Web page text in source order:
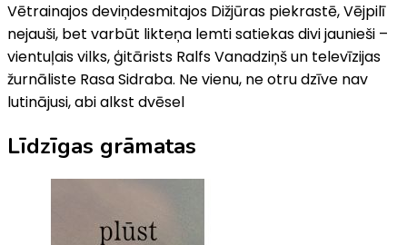
Vētrainajos deviņdesmitajos Dižjūras piekrastē, Vējpilī
nejauši, bet varbūt likteņa lemti satiekas divi jaunieši –
vientuļais vilks, ģitārists Ralfs Vanadziņš un televīzijas
žurnāliste Rasa Sidraba. Ne vienu, ne otru dzīve nav
lutinājusi, abi alkst dvēsel
Līdzīgas grāmatas